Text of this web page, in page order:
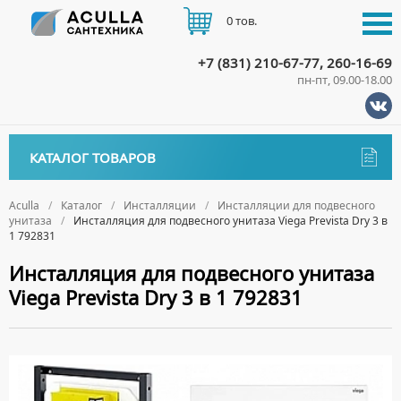
Aculla Каталог Инсталляции
Инсталляции для подвесного
унитаза
Инсталляция для подвесного унитаза Viega Prevista Dry 3 в
1 792831
Инсталляция для подвесного унитаза
Viega Prevista Dry 3 в 1 792831
КАТАЛОГ ТОВАРОВ
ДЕРЖАТЕЛИ
ДОЗАТОРЫ ДЛЯ МЫЛА
ЕРШИКИ
ПОЛОТЕНЦЕДЕРЖАТЕЛИ
Биде
ПОДВЕСНЫЕ БИДЕ
АКРИЛОВЫЕ ВАННЫ
СТАЛЬНЫЕ ВАННЫ
Ванны комплектующие
БОКОВЫЕ ПАНЕЛИ
ПОДГОЛОВНИКИ
Водонагреватели
ВОДОНАГРЕВАТЕЛИ КОСВЕННОГО НАГРЕВА
Все для душа
ДУШЕВЫЕ ДВЕРИ
Встройка
+7 (831) 210-67-77, 260-16-69
пн-пт, 09.00-18.00
0 тов.
ДОСТАВКА
КОНТАКТЫ